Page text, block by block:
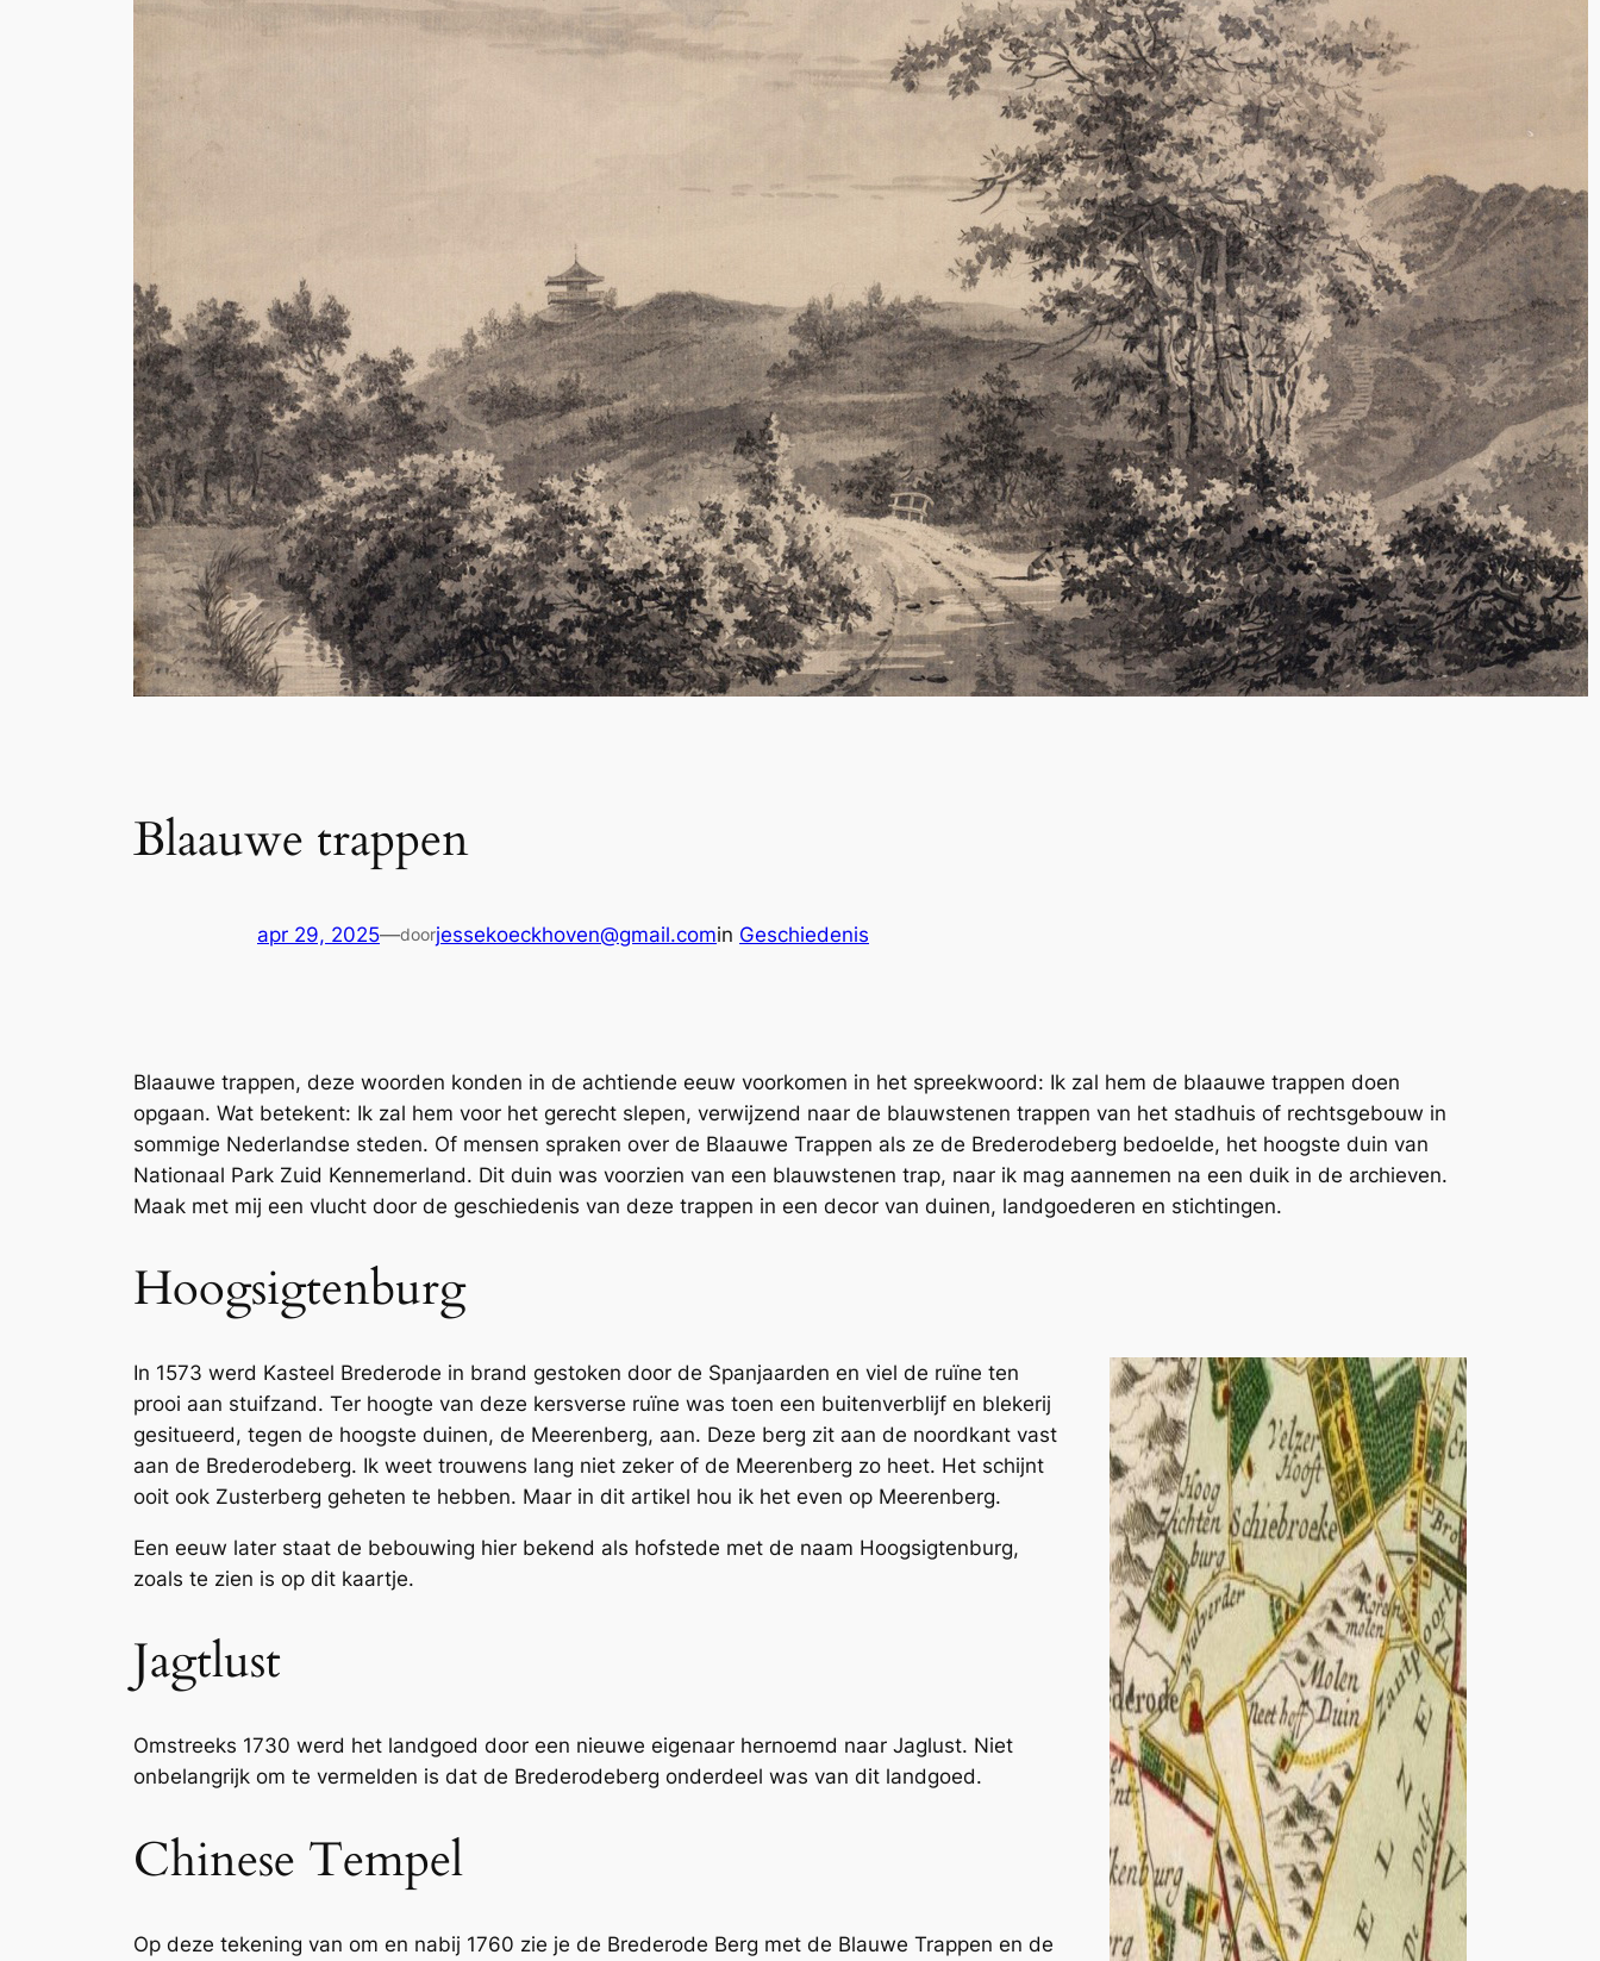
Blaauwe trappen
apr 29, 2025—doorjessekoeckhoven@gmail.comin Geschiedenis
Blaauwe trappen, deze woorden konden in de achtiende eeuw voorkomen in het spreekwoord: Ik zal hem de blaauwe trappen doen
opgaan. Wat betekent: Ik zal hem voor het gerecht slepen, verwijzend naar de blauwstenen trappen van het stadhuis of rechtsgebouw in
sommige Nederlandse steden. Of mensen spraken over de Blaauwe Trappen als ze de Brederodeberg bedoelde, het hoogste duin van
Nationaal Park Zuid Kennemerland. Dit duin was voorzien van een blauwstenen trap, naar ik mag aannemen na een duik in de archieven.
Maak met mij een vlucht door de geschiedenis van deze trappen in een decor van duinen, landgoederen en stichtingen.
Hoogsigtenburg
In 1573 werd Kasteel Brederode in brand gestoken door de Spanjaarden en viel de ruïne ten
prooi aan stuifzand. Ter hoogte van deze kersverse ruïne was toen een buitenverblijf en blekerij
gesitueerd, tegen de hoogste duinen, de Meerenberg, aan. Deze berg zit aan de noordkant vast
aan de Brederodeberg. Ik weet trouwens lang niet zeker of de Meerenberg zo heet. Het schijnt
ooit ook Zusterberg geheten te hebben. Maar in dit artikel hou ik het even op Meerenberg.
Een eeuw later staat de bebouwing hier bekend als hofstede met de naam Hoogsigtenburg,
zoals te zien is op dit kaartje.
Jagtlust
Omstreeks 1730 werd het landgoed door een nieuwe eigenaar hernoemd naar Jaglust. Niet
onbelangrijk om te vermelden is dat de Brederodeberg onderdeel was van dit landgoed.
Chinese Tempel
Op deze tekening van om en nabij 1760 zie je de Brederode Berg met de Blauwe Trappen en de